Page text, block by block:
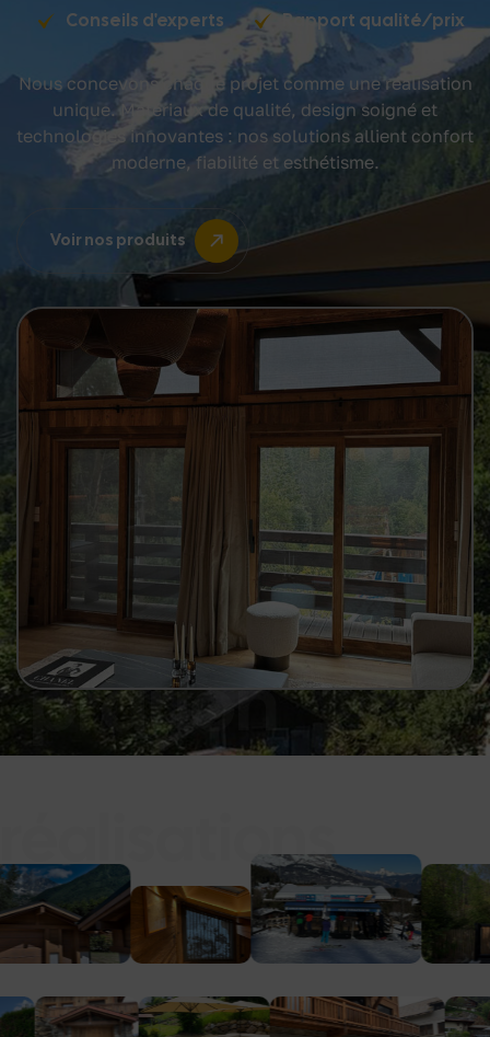
Conseils d'experts
Rapport qualité/prix
Nous concevons chaque projet comme une réalisation
unique. Matériaux de qualité, design soigné et
technologies innovantes : nos solutions allient confort
moderne, fiabilité et esthétisme.
Voir nos produits
prarion
réalisations